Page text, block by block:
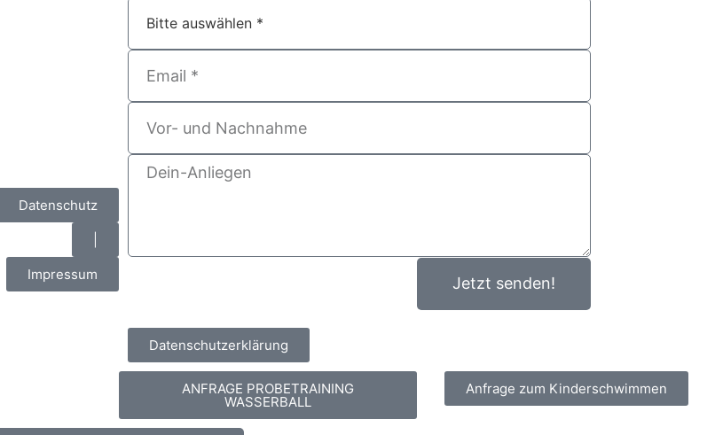
Datenschutz
Impressum
Jetzt senden!
Datenschutzerklärung
ANFRAGE PROBETRAINING
WASSERBALL
Anfrage zum Kinderschwimmen